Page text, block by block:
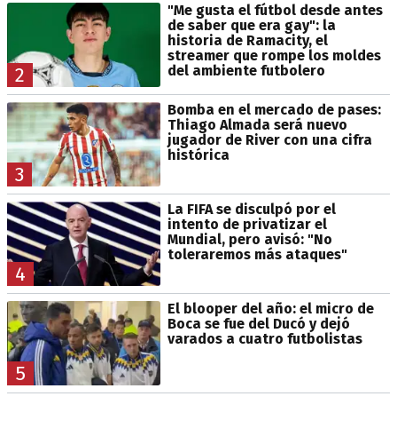
2
"Me gusta el fútbol desde antes
de saber que era gay": la
historia de Ramacity, el
streamer que rompe los moldes
del ambiente futbolero
3
Bomba en el mercado de pases:
Thiago Almada será nuevo
jugador de River con una cifra
histórica
4
La FIFA se disculpó por el
intento de privatizar el
Mundial, pero avisó: "No
toleraremos más ataques"
5
El blooper del año: el micro de
Boca se fue del Ducó y dejó
varados a cuatro futbolistas